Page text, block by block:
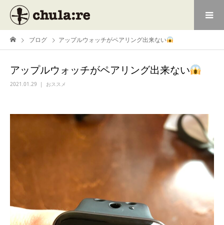
ブログ アップルウォッチがペアリング出来ない
アップルウォッチがペアリング出来ない
2021.01.29 おススメ